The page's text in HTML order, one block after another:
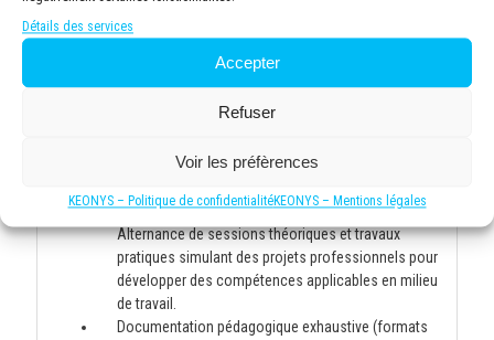
Détails des services
Accepter
Refuser
Voir les préfèrences
KEONYS – Politique de confidentialitéKEONYS – Mentions légales
pratiques et ressources complémentaires pour
approfondir les connaissances après la formation.
apports théoriques et mises en situation pratiques.
Alternance de sessions théoriques et travaux
pratiques simulant des projets professionnels pour
développer des compétences applicables en milieu
de travail.
Documentation pédagogique exhaustive (formats